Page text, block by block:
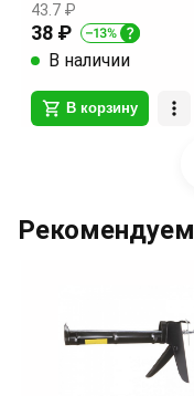
Рекомендуем
43.7 ₽
38 ₽
В наличии
В корзину
of
6